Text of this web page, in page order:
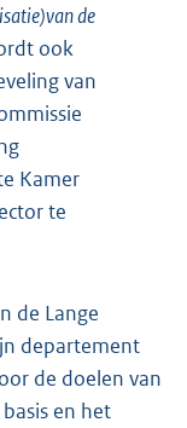
de
ook
van
Kamer
te
de Lange
departement
de doelen van
en het